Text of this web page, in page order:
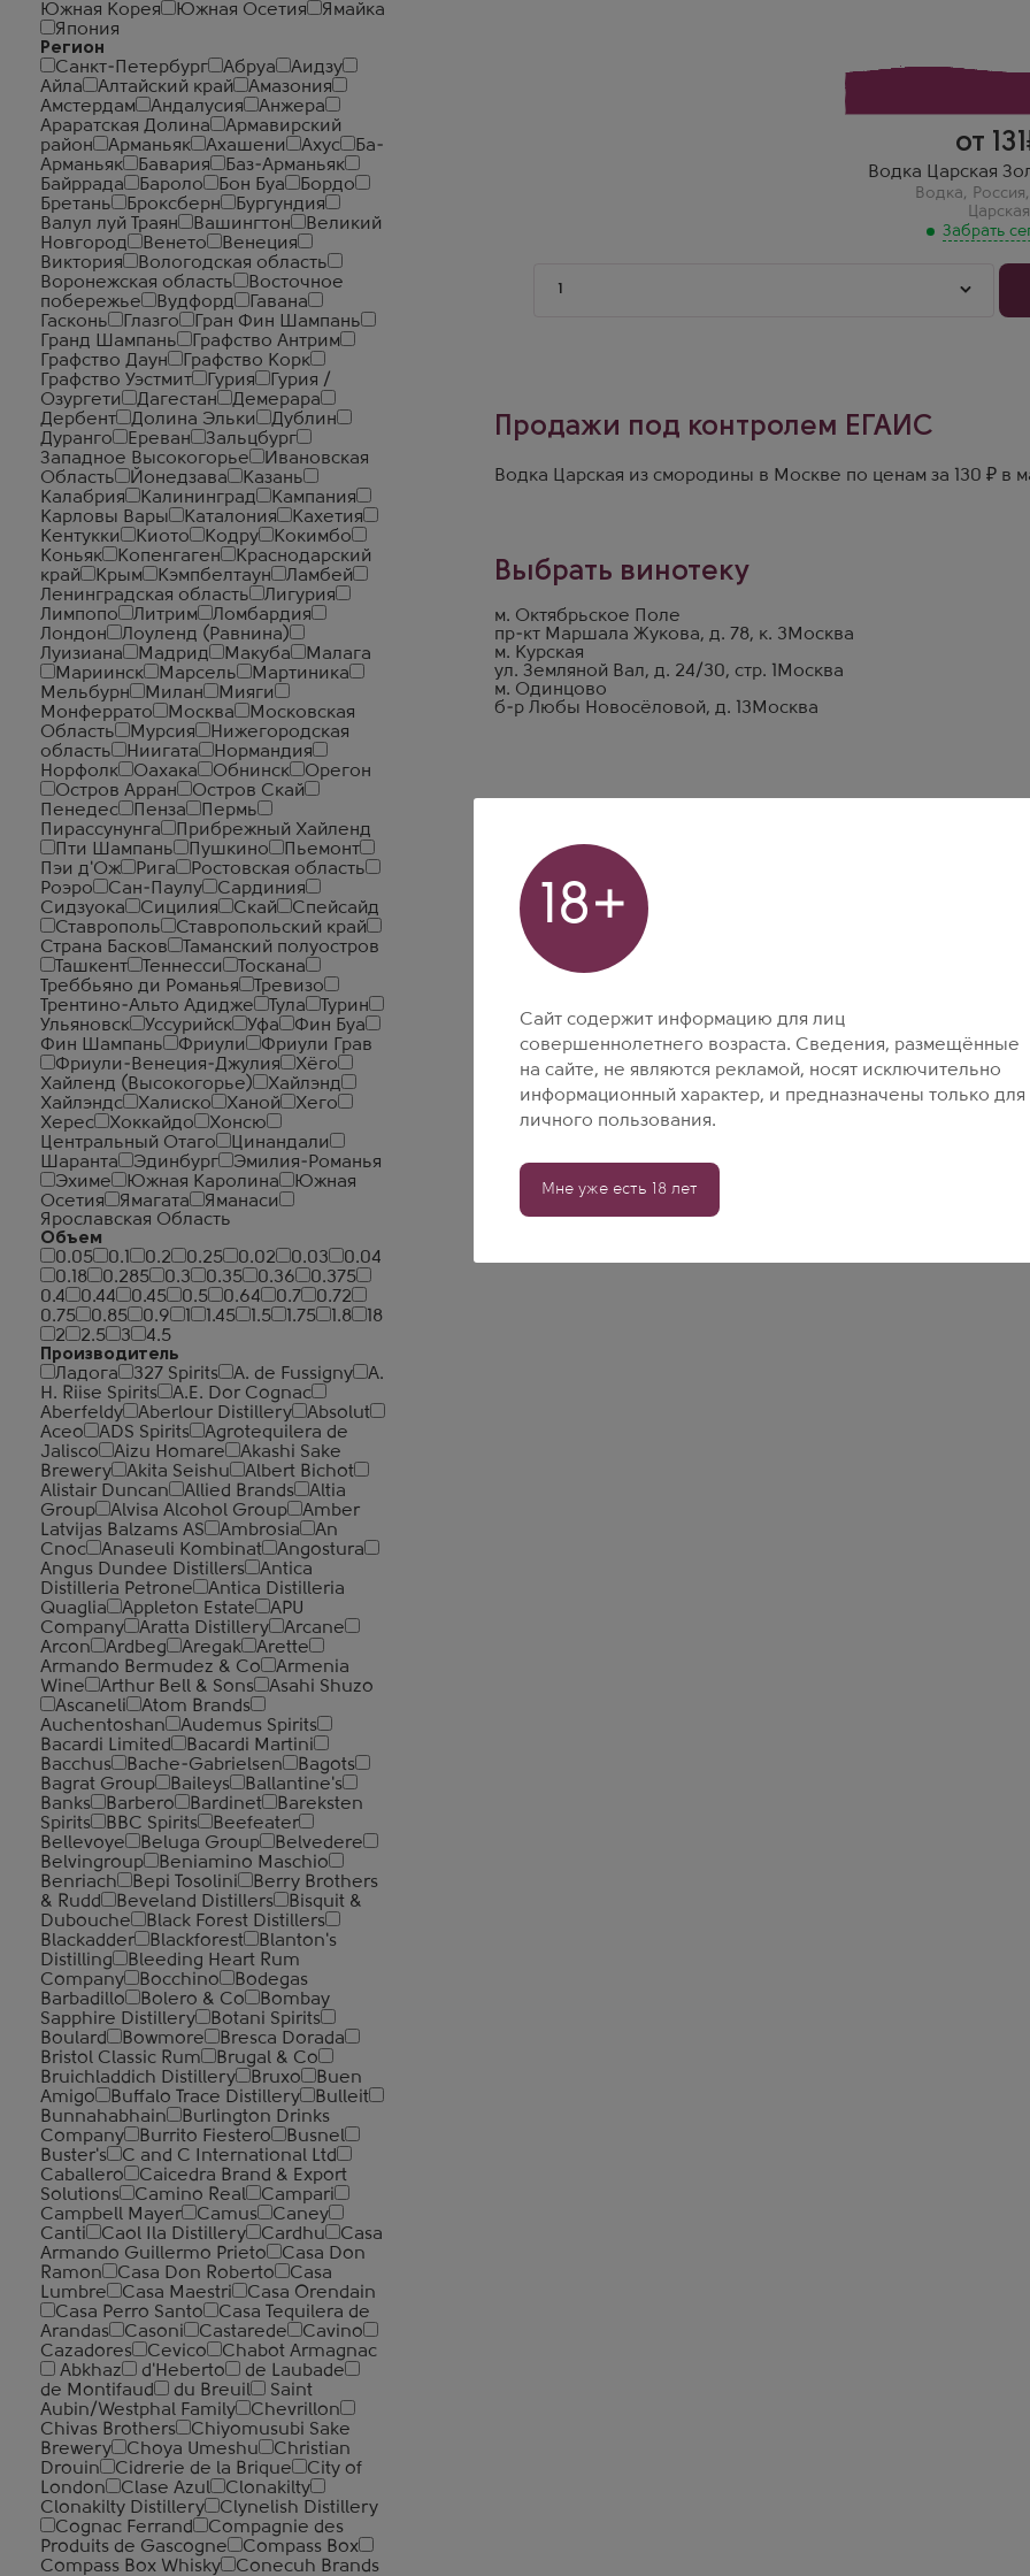
Южная Корея
Южная Осетия
Ямайка
Япония
Регион
Санкт-Петербург
Абруа
Аидзу
Айла
Алтайский край
Амазония
Амстердам
Андалусия
Анжера
Араратская Долина
Армавирский
район
Арманьяк Ахашени Ахус
Ба-
Арманьяк
Бавария
Баз-Арманьяк
Байррада
Бароло Бон Буа
Бордо
Бретань
Броксберн
Бургундия
Валул луй Траян
Вашингтон
Великий
Новгород
Венето
Венеция
Виктория
Вологодская область
Воронежская область
Восточное
побережье
Вудфорд
Гавана
Гасконь
Глазго
Гран Фин Шампань
Гранд Шампань
Графство Антрим
Графство Даун
Графство Корк
Графство Уэстмит
Гурия
Гурия /
Озургети
Дагестан
Демерара
Дербент
Долина Эльки
Дублин
Дуранго
Ереван
Зальцбург
Западное Высокогорье
Ивановская
Область
Йонедзава
Казань
Калабрия
Калининград
Кампания
Карловы Вары
Каталония
Кахетия
Кентукки
Киото Кодру
Кокимбо
Коньяк
Копенгаген
Краснодарский
край
Крым Кэмпбелтаун
Ламбей
Ленинградская область
Лигурия
Лимпопо
Литрим
Ломбардия
Лондон
Лоуленд (Равнина)
Луизиана
Мадрид Макуба
Малага
Мариинск
Марсель
Мартиника
Мельбурн
Милан
Мияги
Монферрато
Москва
Московская
Область
Мурсия
Нижегородская
область
Ниигата
Нормандия
Норфолк
Оахака Обнинск
Орегон
Остров Арран
Остров Скай
Пенедес
Пенза
Пермь
Пирассунунга
Прибрежный Хайленд
Пти Шампань
Пушкино
Пьемонт
Пэи д'Ож
Рига
Ростовская область
Роэро
Сан-Паулу
Сардиния
Сидзуока
Сицилия Скай
Спейсайд
Ставрополь
Ставропольский край
Страна Басков
Таманский полуостров
Ташкент
Теннесси
Тоскана
Треббьяно ди Романья
Тревизо
Трентино-Альто Адидже
Тула
Турин
Ульяновск
Уссурийск Уфа
Фин Буа
Фин Шампань
Фриули
Фриули Грав
Фриули-Венеция-Джулия
Хёго
Хайленд (Высокогорье)
Хайлэнд
Хайлэндс
Халиско Ханой
Хего
Херес
Хоккайдо
Хонсю
Центральный Отаго
Цинандали
Шаранта
Эдинбург
Эмилия-Романья
Эхиме
Южная Каролина
Южная
Осетия
Ямагата
Яманаси
Ярославская Область
Объем
0.05
0.1 0.2 0.25 0.02 0.03
0.04
0.18
0.285 0.3 0.35 0.36
0.375
0.4
0.44 0.45 0.5 0.64 0.7
0.72
0.75
0.85 0.9 1.45 1.5 1.75 1.8
18
2
2.5 3
4.5
Производитель
Ладога
327 Spirits A. de Fussigny
A.
H. Riise Spirits
A.E. Dor Cognac
Aberfeldy
Aberlour Distillery
Absolut
Aceo
ADS Spirits
Agrotequilera de
Jalisco
Aizu Homare
Akashi Sake
Brewery
Akita Seishu
Albert Bichot
Alistair Duncan
Allied Brands
Altia
Group
Alvisa Alcohol Group
Amber
Latvijas Balzams AS
Ambrosia
An
Cnoc
Anaseuli Kombinat
Angostura
Angus Dundee Distillers
Antica
Distilleria Petrone
Antica Distilleria
Quaglia
Appleton Estate
APU
Company
Aratta Distillery
Arcane
Arcon
Ardbeg Aregak
Arette
Armando Bermudez & Co
Armenia
Wine
Arthur Bell & Sons
Asahi Shuzo
Ascaneli
Atom Brands
Auchentoshan
Audemus Spirits
Bacardi Limited
Bacardi Martini
Bacchus
Bache-Gabrielsen
Bagots
Bagrat Group
Baileys
Ballantine's
Banks
Barbero Bardinet
Bareksten
Spirits
BBC Spirits
Beefeater
Bellevoye
Beluga Group
Belvedere
Belvingroup
Beniamino Maschio
Benriach
Bepi Tosolini
Berry Brothers
& Rudd
Beveland Distillers
Bisquit &
Dubouche
Black Forest Distillers
Blackadder
Blackforest
Blanton's
Distilling
Bleeding Heart Rum
Company
Bocchino
Bodegas
Barbadillo
Bolero & Co
Bombay
Sapphire Distillery
Botani Spirits
Boulard
Bowmore
Bresca Dorada
Bristol Classic Rum
Brugal & Co
Bruichladdich Distillery
Bruxo
Buen
Amigo
Buffalo Trace Distillery
Bulleit
Bunnahabhain
Burlington Drinks
Company
Burrito Fiestero
Busnel
Buster's
C and C International Ltd
Caballero
Caicedra Brand & Export
Solutions
Camino Real
Campari
Campbell Mayer
Camus
Caney
Canti
Caol Ila Distillery Cardhu
Casa
Armando Guillermo Prieto
Casa Don
Ramon
Casa Don Roberto
Casa
Lumbre
Casa Maestri
Casa Orendain
Casa Perro Santo
Casa Tequilera de
Arandas
Casoni Castarede
Cavino
Cazadores
Cevico
Chabot Armagnac
Abkhaz
d'Heberto
de Laubade
de Montifaud
du Breuil
Saint
Aubin/Westphal Family
Chevrillon
Chivas Brothers
Chiyomusubi Sake
Brewery
Choya Umeshu
Christian
Drouin
Cidrerie de la Brique
City of
London
Clase Azul
Clonakilty
Clonakilty Distillery
Clynelish Distillery
Cognac Ferrand
Compagnie des
Produits de Gascogne
Compass Box
Compass Box Whisky
Conecuh Brands
от 131
Водка Царская
Водка, Россия
Царская
Забрать
1
Продажи под контролем ЕГАИС
Водка Царская из смородины в Москве по ценам за 130 ₽ в
Выбрать винотеку
м. Октябрьское Поле
пр-кт Маршала Жукова, д. 78, к. 3 Москва
м. Курская
ул. Земляной Вал, д. 24/30, стр. 1
Москва
м. Одинцово
б-р Любы Новосёловой, д. 13 Москва
18+
Сайт содержит информацию для лиц
совершеннолетнего возраста. Сведения, размещённые
на сайте, не являются рекламой, носят исключительно
информационный характер, и предназначены только для
личного пользования.
Мне уже есть 18 лет